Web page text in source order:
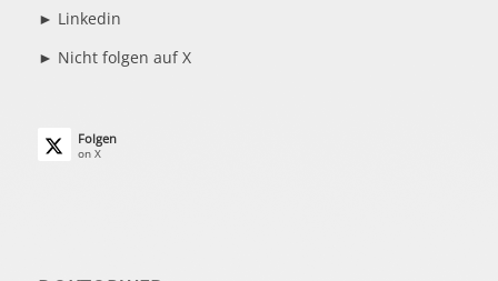
► Linkedin
► Nicht folgen auf X
Folgen
on X